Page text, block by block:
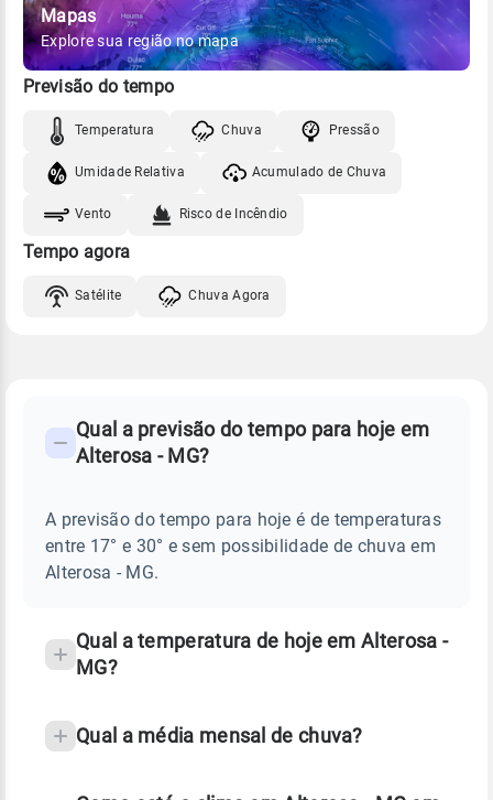
Mapas
Explore sua região no mapa
Previsão do tempo
Temperatura Chuva Pressão
Umidade Relativa Acumulado de Chuva
Vento Risco de Incêndio
Tempo agora
Satélite Chuva Agora
TEMPO
ALTEROSA
Perguntas
sobre
chuva
Qual a previsão do tempo para hoje em
Alterosa - MG?
A previsão do tempo para hoje é de temperaturas
entre 17° e 30° e sem possibilidade de chuva em
Alterosa - MG.
Qual a temperatura de hoje em Alterosa -
MG?
Qual a média mensal de chuva?